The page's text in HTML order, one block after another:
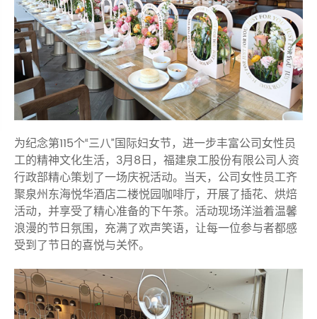
为纪念第115个“三八”国际妇女节，进一步丰富公司女性员
工的精神文化生活，3月8日，福建泉工股份有限公司人资
行政部精心策划了一场庆祝活动。当天，公司女性员工齐
聚泉州东海悦华酒店二楼悦园咖啡厅，开展了插花、烘焙
活动，并享受了精心准备的下午茶。活动现场洋溢着温馨
浪漫的节日氛围，充满了欢声笑语，让每一位参与者都感
受到了节日的喜悦与关怀。